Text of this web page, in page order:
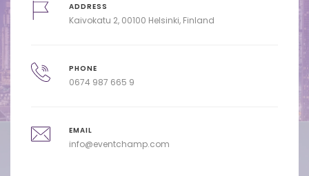
ADDRESS
Kaivokatu 2, 00100 Helsinki, Finland
PHONE
0674 987 665 9
EMAIL
info@eventchamp.com